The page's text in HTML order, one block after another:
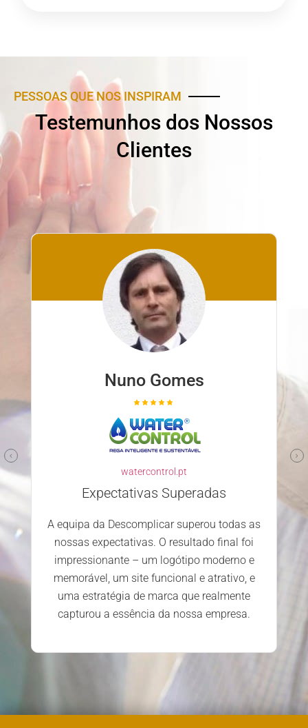
PESSOAS QUE NOS INSPIRAM
Testemunhos dos Nossos
Clientes
Nuno Gomes
watercontrol.pt
Expectativas Superadas
A equipa da Descomplicar superou todas as
nossas expectativas. O resultado final foi
impressionante – um logótipo moderno e
memorável, um site funcional e atrativo, e
uma estratégia de marca que realmente
capturou a essência da nossa empresa.